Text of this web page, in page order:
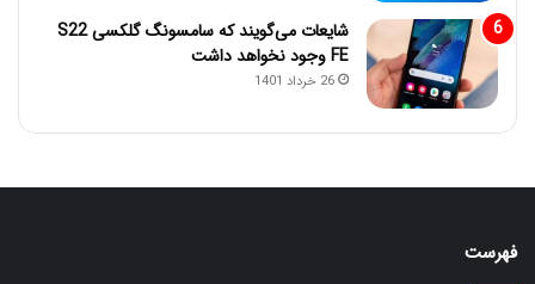
شایعات می‌گویند که سامسونگ گلکسی S22
FE وجود نخواهد داشت
26 خرداد 1401
فهرست